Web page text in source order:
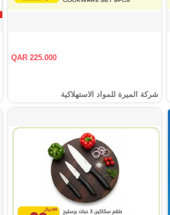
QAR 225.000
شركة الميرة للمواد الاستهلاكية